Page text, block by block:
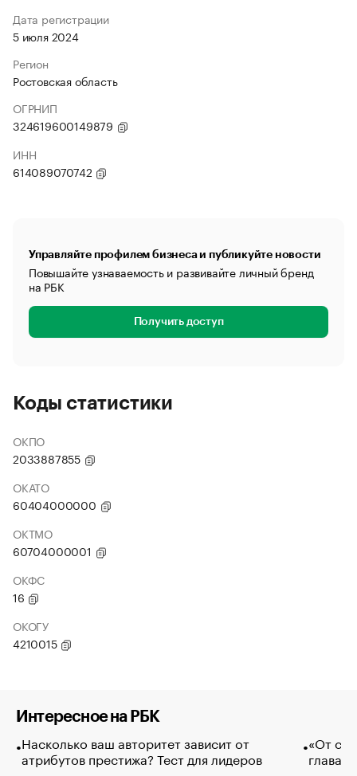
Дата регистрации
5 июля 2024
Регион
Ростовская область
ОГРНИП
324619600149879
ИНН
614089070742
Управляйте профилем бизнеса и публикуйте новости
Повышайте узнаваемость и развивайте личный бренд
на РБК
Получить доступ
Коды статистики
ОКПО
2033887855
ОКАТО
60404000000
ОКТМО
60704000001
ОКФС
16
ОКОГУ
4210015
Интересное на РБК
Насколько ваш авторитет зависит от
атрибутов престижа? Тест для лидеров
«От
глава